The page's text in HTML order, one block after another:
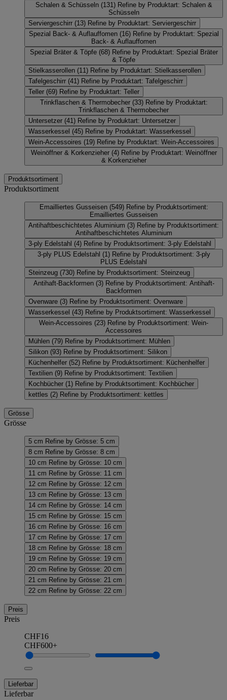
Schalen & Schüsseln (131) Refine by Produktart: Schalen &
Schüsseln
Serviergeschirr (13) Refine by Produktart: Serviergeschirr
Spezial Back- & Auflauffomen (16) Refine by Produktart: Spezial
Back- & Auflauffomen
Spezial Bräter & Töpfe (68) Refine by Produktart: Spezial Bräter
& Töpfe
Stielkasserollen (11) Refine by Produktart: Stielkasserollen
Tafelgeschirr (41) Refine by Produktart: Tafelgeschirr
Teller (69) Refine by Produktart: Teller
Trinkflaschen & Thermobecher (33) Refine by Produktart:
Trinkflaschen & Thermobecher
Untersetzer (41) Refine by Produktart: Untersetzer
Wasserkessel (45) Refine by Produktart: Wasserkessel
Wein-Accessoires (19) Refine by Produktart: Wein-Accessoires
Weinöffner & Korkenzieher (4) Refine by Produktart: Weinöffner
& Korkenzieher
Produktsortiment
Produktsortiment
Emailliertes Gusseisen (549) Refine by Produktsortiment:
Emailliertes Gusseisen
Antihaftbeschichtetes Aluminium (3) Refine by Produktsortiment:
Antihaftbeschichtetes Aluminium
3-ply Edelstahl (4) Refine by Produktsortiment: 3-ply Edelstahl
3-ply PLUS Edelstahl (1) Refine by Produktsortiment: 3-ply
PLUS Edelstahl
Steinzeug (730) Refine by Produktsortiment: Steinzeug
Antihaft-Backformen (3) Refine by Produktsortiment: Antihaft-
Backformen
Ovenware (3) Refine by Produktsortiment: Ovenware
Wasserkessel (43) Refine by Produktsortiment: Wasserkessel
Wein-Accessoires (23) Refine by Produktsortiment: Wein-
Accessoires
Mühlen (79) Refine by Produktsortiment: Mühlen
Silikon (93) Refine by Produktsortiment: Silikon
Küchenhelfer (52) Refine by Produktsortiment: Küchenhelfer
Textilien (9) Refine by Produktsortiment: Textilien
Kochbücher (1) Refine by Produktsortiment: Kochbücher
kettles (2) Refine by Produktsortiment: kettles
Grösse
Grösse
5 cm Refine by Grösse: 5 cm
8 cm Refine by Grösse: 8 cm
10 cm Refine by Grösse: 10 cm
11 cm Refine by Grösse: 11 cm
12 cm Refine by Grösse: 12 cm
13 cm Refine by Grösse: 13 cm
14 cm Refine by Grösse: 14 cm
15 cm Refine by Grösse: 15 cm
16 cm Refine by Grösse: 16 cm
17 cm Refine by Grösse: 17 cm
18 cm Refine by Grösse: 18 cm
19 cm Refine by Grösse: 19 cm
20 cm Refine by Grösse: 20 cm
21 cm Refine by Grösse: 21 cm
22 cm Refine by Grösse: 22 cm
Preis
Preis
CHF16
CHF600+
Lieferbar
Lieferbar